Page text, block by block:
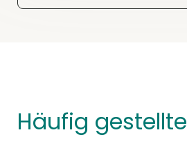
Häufig gestellte